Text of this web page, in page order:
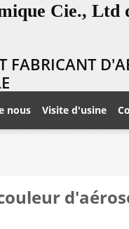
Cie., Ltd
FABRICANT
nous Visite d'usine